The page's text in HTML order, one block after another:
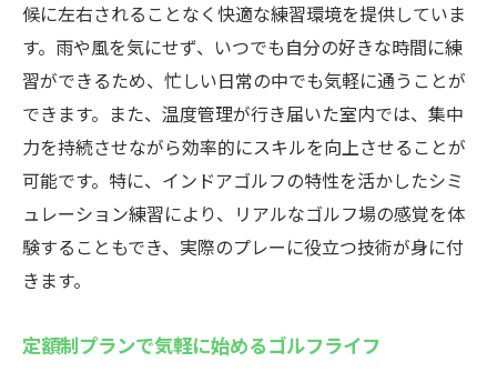
インドアだからこそ叶う一貫したトレーニ
ング
全天候型施設でプラクティスを楽しむ
初心者に優しいGolfet亀有店のインドアゴルフス
クール体験
初心者向けの基礎から学べるレッスン
体験レッスンでスクールの魅力を実感
緊張せずに楽しめるアットホームな雰囲気
候に左右されることなく快適な練習環境を提供していま
す。雨や風を気にせず、いつでも自分の好きな時間に練
習ができるため、忙しい日常の中でも気軽に通うことが
できます。また、温度管理が行き届いた室内では、集中
力を持続させながら効率的にスキルを向上させることが
可能です。特に、インドアゴルフの特性を活かしたシミ
ュレーション練習により、リアルなゴルフ場の感覚を体
験することもでき、実際のプレーに役立つ技術が身に付
きます。
定額制プランで気軽に始めるゴルフライフ